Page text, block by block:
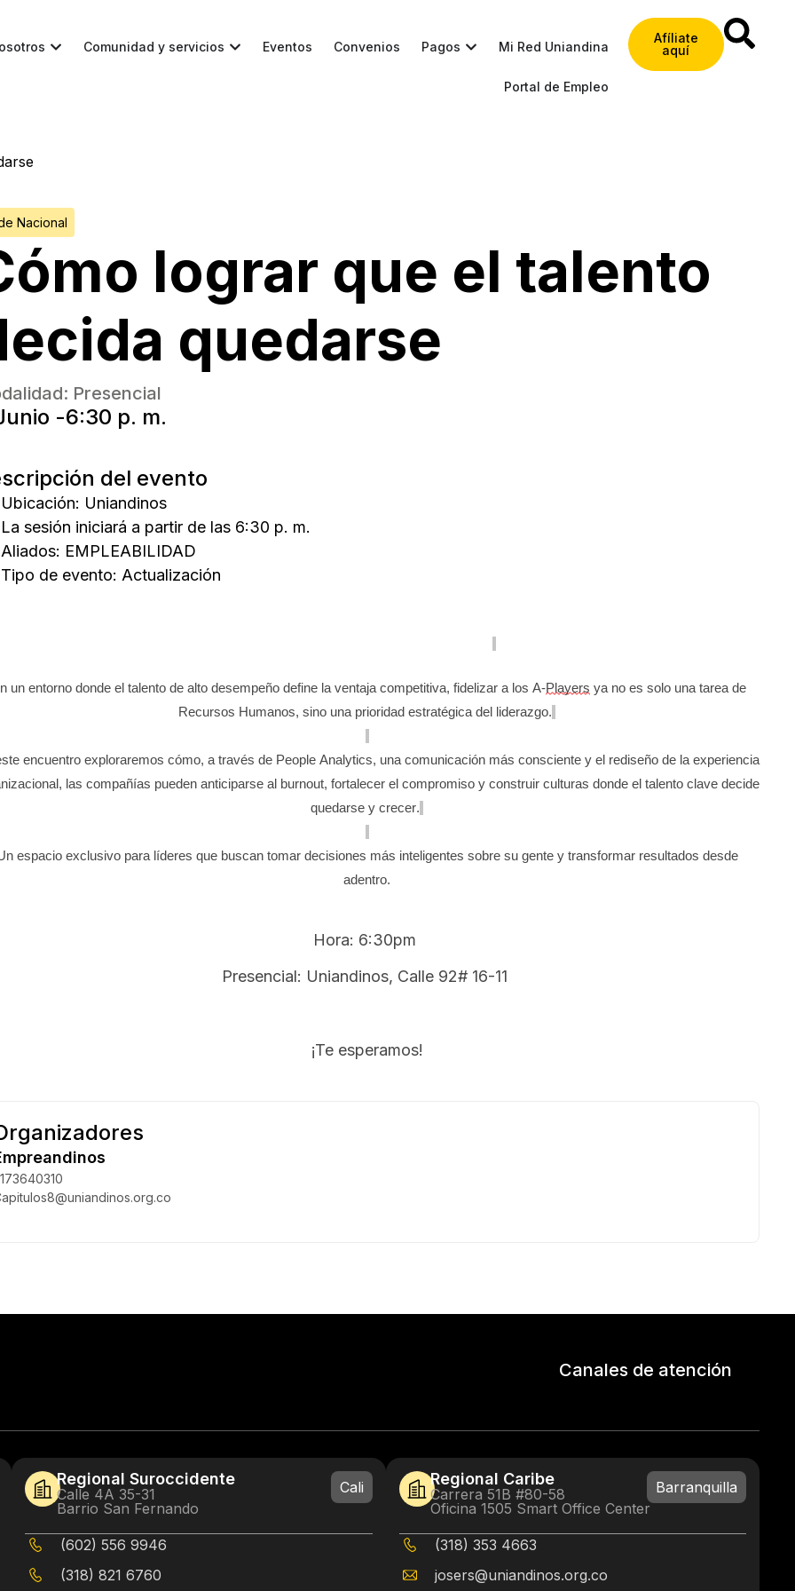
Comunidad y servicios Eventos Convenios Pagos Mi Red Uniandina
Portal de Empleo
Afíliate
aquí
Nacional
lograr que el talento
quedarse
Presencial
-6:30 p. m.
del evento
Ubicación: Uniandinos
La sesión iniciará a partir de las 6:30 p. m.
Aliados: EMPLEABILIDAD
Tipo de evento: Actualización
un entorno donde el talento de alto desempeño define la ventaja competitiva, fidelizar a los A-Players ya no es solo una tarea de
Recursos Humanos, sino una prioridad estratégica del liderazgo.
encuentro exploraremos cómo, a través de People Analytics, una comunicación más consciente y el rediseño de la experiencia
las compañías pueden anticiparse al burnout, fortalecer el compromiso y construir culturas donde el talento clave decide
quedarse y crecer.
espacio exclusivo para líderes que buscan tomar decisiones más inteligentes sobre su gente y transformar resultados desde
adentro.
Hora: 6:30pm
Presencial: Uniandinos, Calle 92# 16-11
¡Te esperamos!
Canales de atención
Regional Suroccidente
Calle 4A 35-31
Barrio San Fernando
Cali
(602) 556 9946
(318) 821 6760
Regional Caribe
Carrera 51B #80-58
Oficina 1505 Smart Office Center
Barranquilla
(318) 353 4663
josers@uniandinos.org.co